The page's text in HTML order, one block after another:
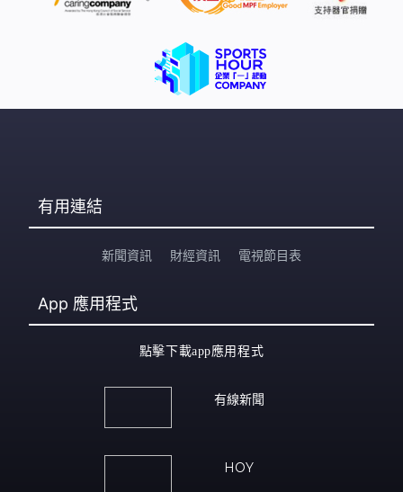
有用連結
新聞資訊 財經資訊 電視節目表
App 應用程式
點擊下載app應用程式
有線新聞
HOY